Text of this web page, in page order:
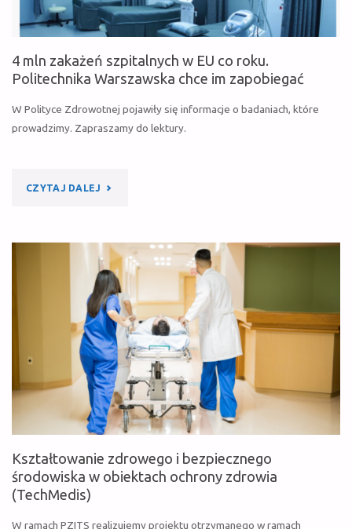
4 mln zakażeń szpitalnych w EU co roku.
Politechnika Warszawska chce im zapobiegać
W Polityce Zdrowotnej pojawiły się informacje o badaniach, które
prowadzimy. Zapraszamy do lektury.
CZYTAJ DALEJ "4
ZAKAŻEŃ
SZPITALNYCH
W
EU
CO
ROKU.
POLITECHNIKA
WARSZAWSKA
Kształtowanie zdrowego i bezpiecznego
środowiska w obiektach ochrony zdrowia
(TechMedis)
W ramach PZITS realizujemy projektu otrzymanego w ramach